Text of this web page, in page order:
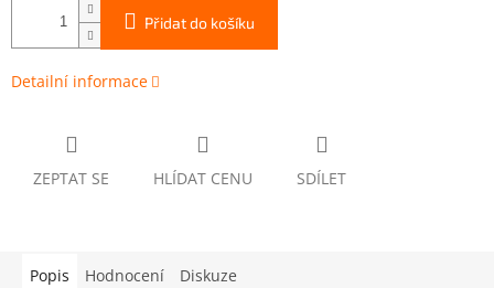
Přidat do košíku
Detailní informace
ZEPTAT SE HLÍDAT CENU SDÍLET
Popis Hodnocení Diskuze